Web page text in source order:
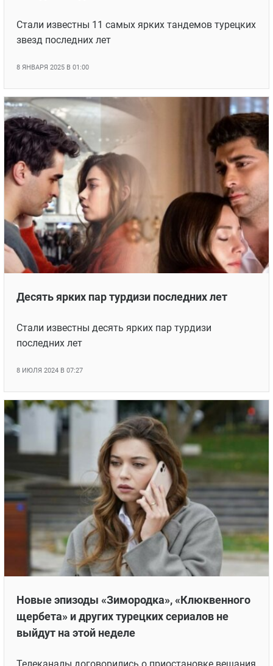
ТОП-11 самых ярких тандемов турецких
звезд последних лет
Стали известны 11 самых ярких тандемов турецких
звезд последних лет
8 ЯНВАРЯ 2025 В 01:00
Десять ярких пар турдизи последних лет
Стали известны десять ярких пар турдизи
последних лет
8 ИЮЛЯ 2024 В 07:27